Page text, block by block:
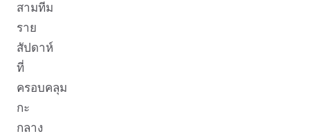
สามทีม
ราย
สัปดาห์
ที่
ครอบคลุม
กะ
กลาง